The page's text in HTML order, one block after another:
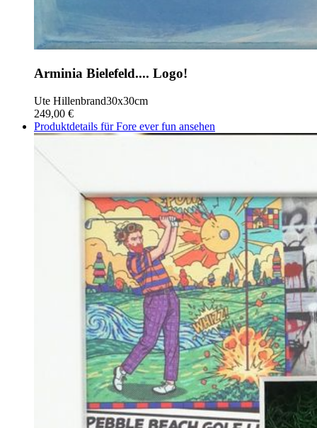
Arminia Bielefeld.... Logo!
Ute Hillenbrand30x30cm
249,00 €
Produktdetails für Fore ever fun ansehen